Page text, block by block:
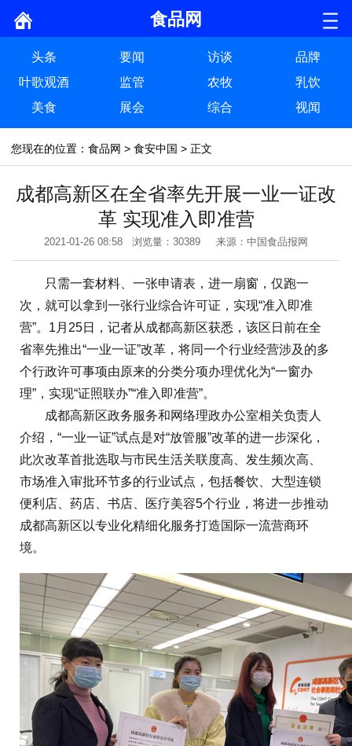
食品网
头条 要闻 访谈
品牌
叶歌观酒
监管 农牧
乳饮
美食
展会 综合 视闻
您现在的位置： 食品网 > 食安中国 > 正文
成都高新区在全省率先开展一业一证改
革 实现准入即准营
2021-01-26 08:58 浏览量：30389 来源：中国食品报网
只需一套材料、一张申请表，进一扇窗，仅跑一
次，就可以拿到一张行业综合许可证，实现“准入即准
营”。1月25日，记者从成都高新区获悉，该区日前在全
省率先推出“一业一证”改革，将同一个行业经营涉及的多
个行政许可事项由原来的分类分项办理优化为“一窗办
理”，实现“证照联办”“准入即准营”。
成都高新区政务服务和网络理政办公室相关负责人
介绍，“一业一证”试点是对“放管服”改革的进一步深化，
此次改革首批选取与市民生活关联度高、发生频次高、
市场准入审批环节多的行业试点，包括餐饮、大型连锁
便利店、药店、书店、医疗美容5个行业，将进一步推动
成都高新区以专业化精细化服务打造国际一流营商环
境。